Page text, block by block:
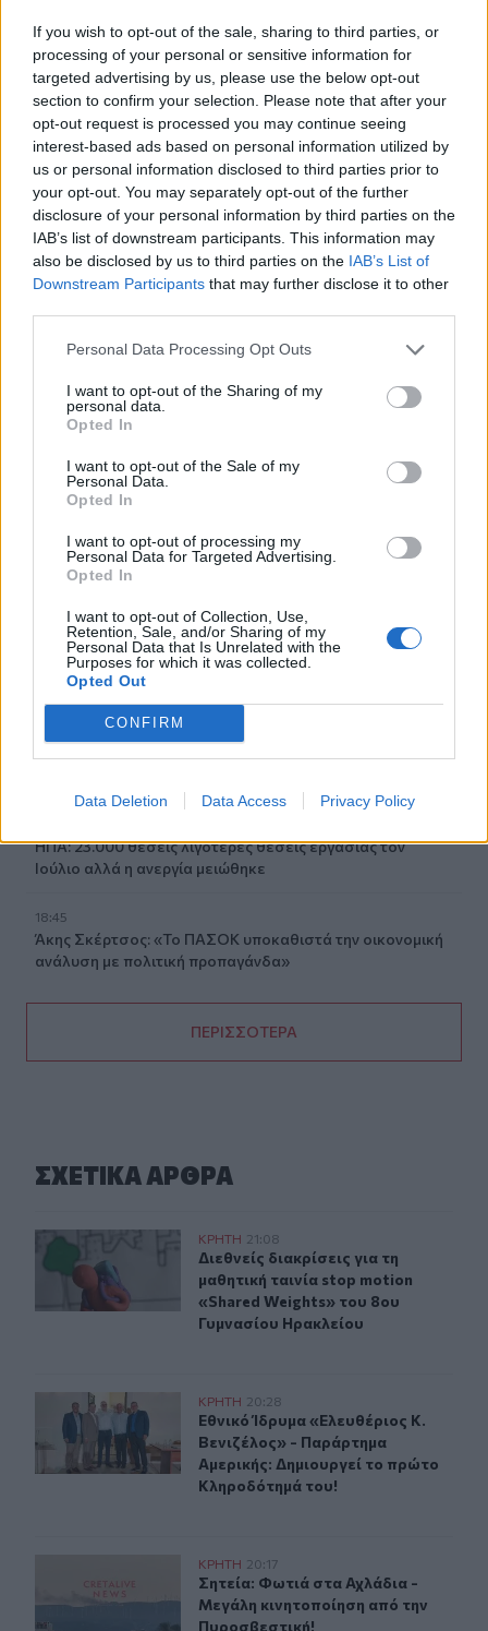
If you wish to opt-out of the sale, sharing to third parties, or
processing of your personal or sensitive information for
targeted advertising by us, please use the below opt-out
section to confirm your selection. Please note that after your
opt-out request is processed you may continue seeing
interest-based ads based on personal information utilized by
us or personal information disclosed to third parties prior to
your opt-out. You may separately opt-out of the further
disclosure of your personal information by third parties on the
IAB’s list of downstream participants. This information may
also be disclosed by us to third parties on the IAB’s List of
Downstream Participants that may further disclose it to other
Personal Data Processing Opt Outs
I want to opt-out of the Sharing of my
personal data.
Opted In
I want to opt-out of the Sale of my
Personal Data.
Opted In
I want to opt-out of processing my
Personal Data for Targeted Advertising.
Opted In
I want to opt-out of Collection, Use,
Retention, Sale, and/or Sharing of my
Personal Data that Is Unrelated with the
Purposes for which it was collected.
Opted Out
CONFIRM
Data Deletion Data Access Privacy Policy
20:07
Ρέθυμνο: Φωτιά σε σπίτι προκάλεσε αναστάτωση στην
Καλλιθέα
19:59
Μαρούσι: Συνελήφθη 35χρονος με 106 συσκευασίες
χασίς σε προαύλιο χώρο σχολείου
19:55
Πάτρα: Θρήνος για μωράκι μόλις 8 ημερών –
Νοσηλευόταν στη ΜΕΘ Νεογνών
19:45
λιπασμάτων
Καλοκαίρι 2026: Η Ευρώπη στις φλόγες - 5 εκατ.
(Βίντεο)
ΗΠΑ: Εφετείο απαγόρευσε να συνεχιστεί η κατασκευή
της αίθουσας χορού στον Λευκό Οίκο
Χανιά: Σχεδόν 1 εκατ. ευρώ από το Ταμείο Αλληλεγγύης
του Υπουργείου Μετανάστευσης και Ασύλου για
σχολικές υποδομές και δημόσιους χώρους
ΗΠΑ: 23.000 θέσεις λιγότερες θέσεις εργασίας τον
Ιούλιο αλλά η ανεργία μειώθηκε
18:45
Άκης Σκέρτσος: «Το ΠΑΣΟΚ υποκαθιστά την οικονομική
ανάλυση με πολιτική προπαγάνδα»
ΠΕΡΙΣΣΟΤΕΡΑ
ΣΧΕΤΙΚA AΡΘΡΑ
Διεθνείς διακρίσεις για τη μαθητική ταινία stop
ΚΡΗΤΗ 21:08
Διεθνείς διακρίσεις για τη
Διεθνείς διακρίσεις για τη
μαθητική ταινία stop motion
«Shared Weights» του 8ου
Γυμνασίου Ηρακλείου
Εθνικό Ίδρυμα «Ελευθέριος Κ. Βενιζέλος» -
ΚΡΗΤΗ 20:28
Εθνικό Ίδρυμα «Ελευθέριος Κ.
Εθνικό Ίδρυμα «Ελευθέριος Κ.
Βενιζέλος» - Παράρτημα
Αμερικής: Δημιουργεί το πρώτο
Κληροδότημά του!
Σητεία: Φωτιά στα Αχλάδια - Μεγάλη κινητοποίηση
ΚΡΗΤΗ 20:17
Σητεία: Φωτιά στα Αχλάδια -
Σητεία: Φωτιά στα Αχλάδια -
Μεγάλη κινητοποίηση από την
Πυροσβεστική!